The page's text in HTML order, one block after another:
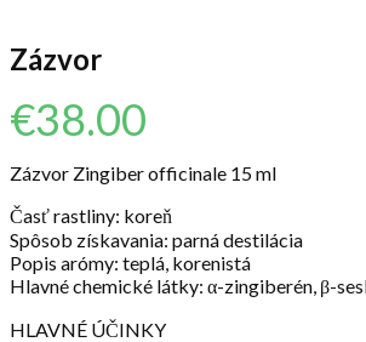
Zázvor
€38.00
Zázvor Zingiber officinale 15 ml
Časť rastliny: koreň
Spôsob získavania: parná destilácia
Popis arómy: teplá, korenistá
Hlavné chemické látky: α-zingiberén, β-
HLAVNÉ ÚČINKY